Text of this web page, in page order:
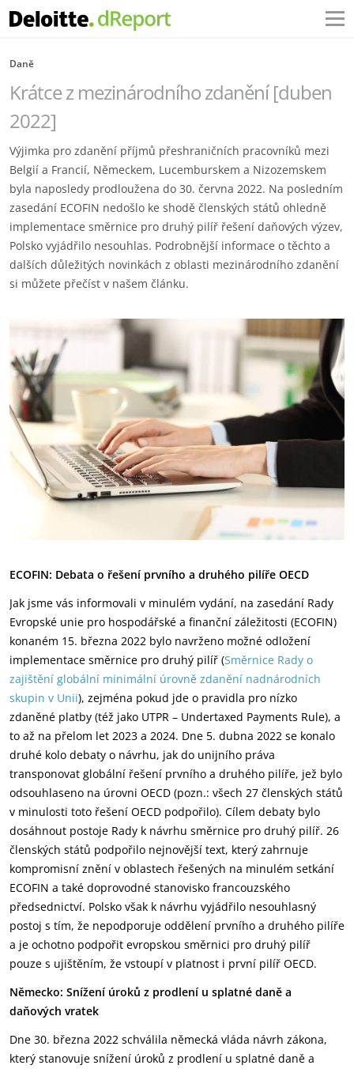
Daně
Krátce z mezinárodního zdanění [duben
2022]
Výjimka pro zdanění příjmů přeshraničních pracovníků mezi
Belgií a Francií, Německem, Lucemburskem a Nizozemskem
byla naposledy prodloužena do 30. června 2022. Na posledním
zasedání ECOFIN nedošlo ke shodě členských států ohledně
implementace směrnice pro druhý pilíř řešení daňových výzev,
Polsko vyjádřilo nesouhlas. Podrobnější informace o těchto a
dalších důležitých novinkách z oblasti mezinárodního zdanění
si můžete přečíst v našem článku.
ECOFIN: Debata o řešení prvního a druhého pilíře OECD
Jak jsme vás informovali v minulém vydání, na zasedání Rady
Evropské unie pro hospodářské a finanční záležitosti (ECOFIN)
konaném 15. března 2022 bylo navrženo možné odložení
implementace směrnice pro druhý pilíř (Směrnice Rady o
zajištění globální minimální úrovně zdanění nadnárodních
skupin v Unii), zejména pokud jde o pravidla pro nízko
zdaněné platby (též jako UTPR – Undertaxed Payments Rule), a
to až na přelom let 2023 a 2024. Dne 5. dubna 2022 se konalo
druhé kolo debaty o návrhu, jak do unijního práva
transponovat globální řešení prvního a druhého pilíře, jež bylo
odsouhlaseno na úrovni OECD (pozn.: všech 27 členských států
v minulosti toto řešení OECD podpořilo). Cílem debaty bylo
dosáhnout postoje Rady k návrhu směrnice pro druhý pilíř. 26
členských států podpořilo nejnovější text, který zahrnuje
kompromisní znění v oblastech řešených na minulém setkání
ECOFIN a také doprovodné stanovisko francouzského
předsednictví. Polsko však k návrhu vyjádřilo nesouhlasný
postoj s tím, že nepodporuje oddělení prvního a druhého pilíře
a je ochotno podpořit evropskou směrnici pro druhý pilíř
pouze s ujištěním, že vstoupí v platnost i první pilíř OECD.
Německo: Snížení úroků z prodlení u splatné daně a
daňových vratek
Dne 30. března 2022 schválila německá vláda návrh zákona,
který stanovuje snížení úroků z prodlení u splatné daně a